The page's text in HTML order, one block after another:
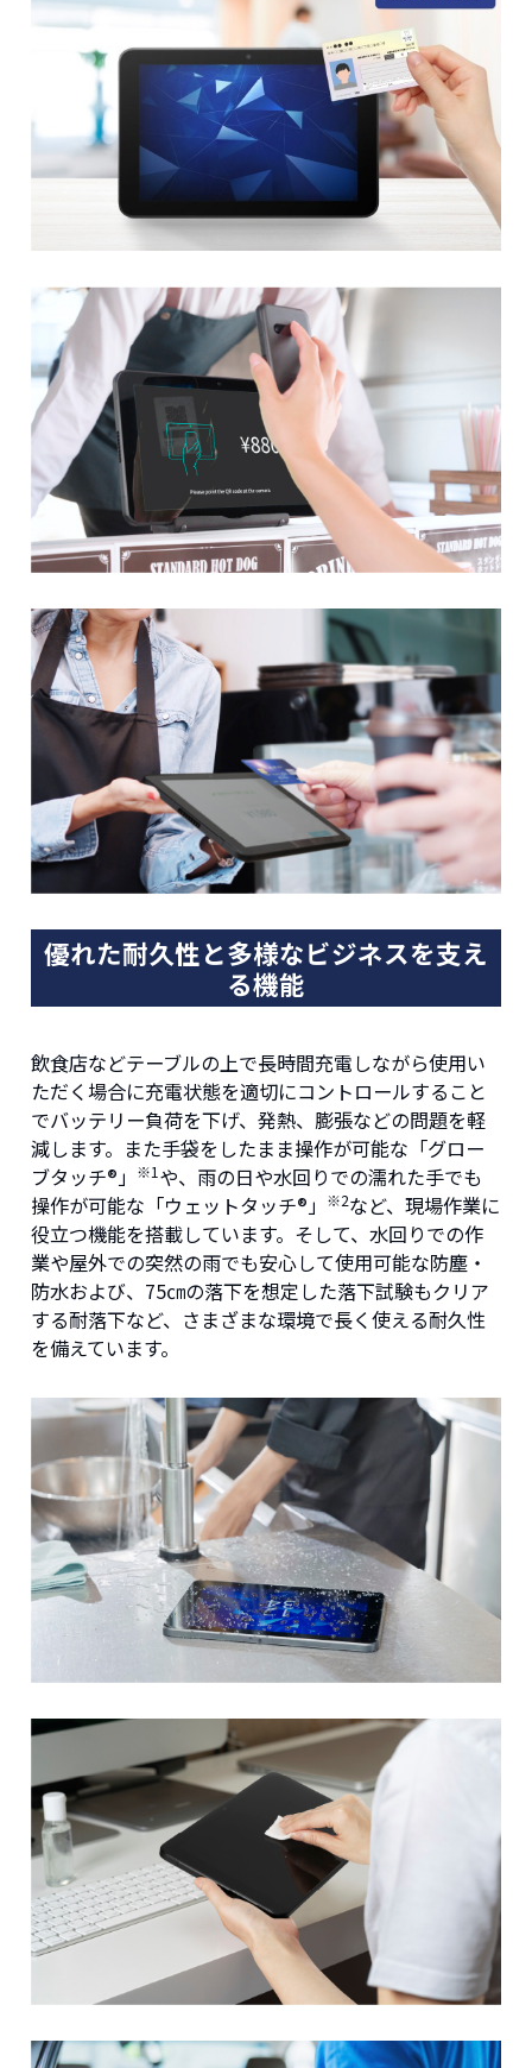
優れた耐久性と多様なビジネスを支え
る機能
飲食店などテーブルの上で長時間充電しながら使用い
ただく場合に充電状態を適切にコントロールすること
でバッテリー負荷を下げ、発熱、膨張などの問題を軽
減します。また手袋をしたまま操作が可能な「グロー
ブタッチ®」
※1 や、雨の日や水回りでの濡れた手でも
操作が可能な「ウェットタッチ®」
※2など、現場作業に
役立つ機能を搭載しています。そして、水回りでの作
業や屋外での突然の雨でも安心して使用可能な防塵・
防水および、75㎝の落下を想定した落下試験もクリア
する耐落下など、さまざまな環境で長く使える耐久性
を備えています。